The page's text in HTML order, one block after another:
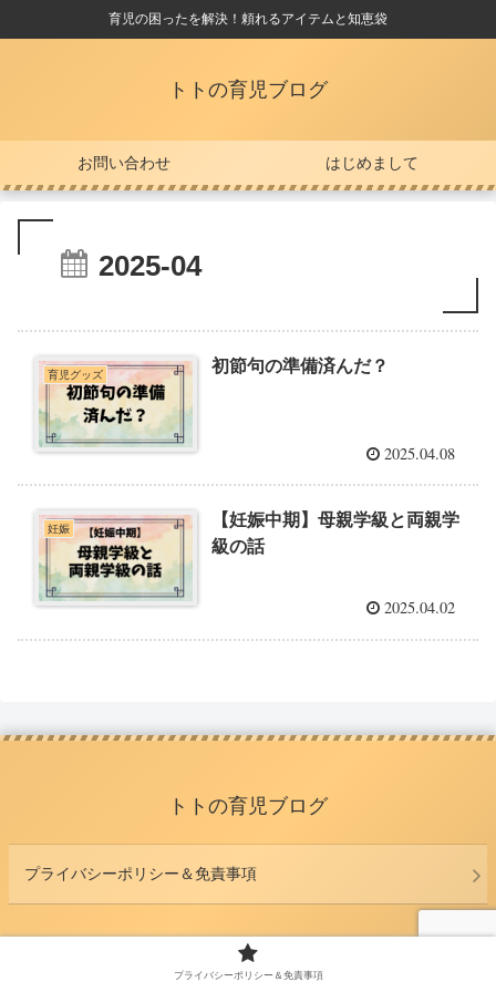
育児の困ったを解決！頼れるアイテムと知恵袋
トトの育児ブログ
お問い合わせ はじめまして
2025-04
育児グッズ 初節句の準備済んだ？
2025.04.08
妊娠
【妊娠中期】母親学級と両親学
級の話
2025.04.02
トトの育児ブログ
プライバシーポリシー＆免責事項
© 2025 トトの育児ブログ.
プライバシーポリシー＆免責事項